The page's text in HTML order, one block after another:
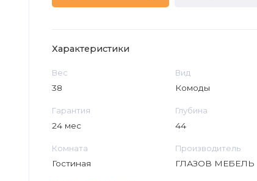
Характеристики
Вес
38
Вид
Комоды
Гарантия
24 мес
Глубина
44
Комната
Гостиная
Производитель
ГЛАЗОВ МЕБЕЛЬ